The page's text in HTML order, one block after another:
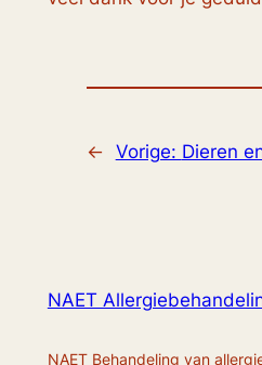
← Vorige: Dieren
NAET
NAET Behandeling van